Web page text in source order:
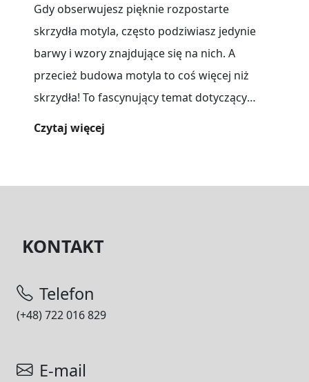
Gdy obserwujesz pięknie rozpostarte
skrzydła motyla, często podziwiasz jedynie
barwy i wzory znajdujące się na nich. A
przecież budowa motyla to coś więcej niż
skrzydła! To fascynujący temat dotyczący
Czytaj więcej
KONTAKT
Telefon
(+48) 722 016 829
E-mail